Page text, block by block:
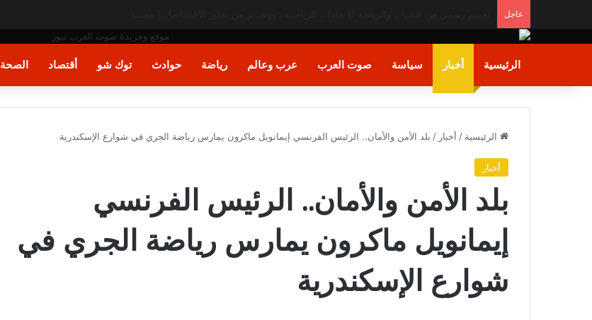
عاجل
الرئيسية أخبار سياسة صوت العرب عرب وعالم رياضة حوادث توك شو أقتصاد الصحة
الرئيسية / أخبار / بلد الأمن والأمان.. الرئيس الفرنسي إيمانويل ماكرون يمارس رياضة الجري في شوارع الإسكندرية
أخبار
بلد الأمن والأمان.. الرئيس الفرنسي
إيمانويل ماكرون يمارس رياضة الجري في
شوارع الإسكندرية